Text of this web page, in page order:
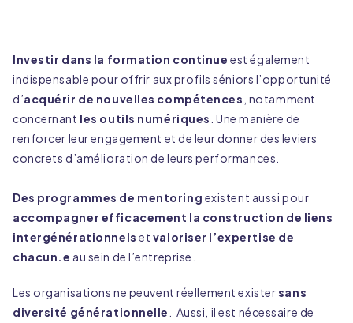
Investir dans la formation continue est également
indispensable pour offrir aux profils séniors l’opportunité
d’acquérir de nouvelles compétences , notamment
concernant les outils numériques . Une manière de
renforcer leur engagement et de leur donner des leviers
concrets d’amélioration de leurs performances.
Des programmes de mentoring existent aussi pour
accompagner efficacement la construction de liens
intergénérationnels et valoriser l’expertise de
chacun.e au sein de l’entreprise.
Les organisations ne peuvent réellement existersans
diversité générationnelle
. Aussi, il est nécessaire de